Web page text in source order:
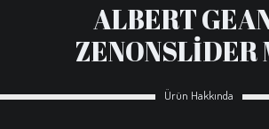
ALBERT
ZENONSLİDER
Ürün Hakkında